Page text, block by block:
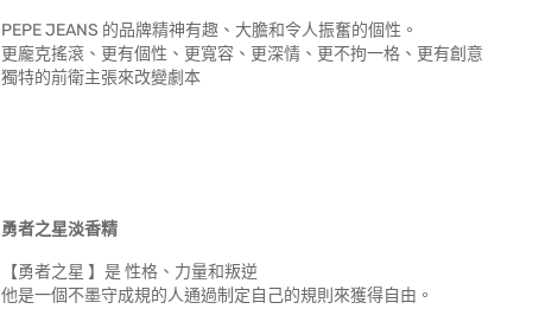
PEPE JEANS 的品牌精神有趣、大膽和令人振奮的個性。
更龐克搖滾、更有個性、更寬容、更深情、更不拘一格、更有創意
獨特的前衛主張來改變劇本
勇者之星淡香精
【勇者之星 】是 性格、力量和叛逆
他是一個不墨守成規的人通過制定自己的規則來獲得自由。